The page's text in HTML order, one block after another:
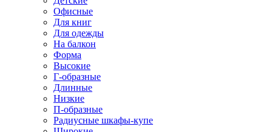
Офисные
Для книг
Для одежды
На балкон
Форма
Высокие
Г-образные
Длинные
Низкие
П-образные
Радиусные шкафы-купе